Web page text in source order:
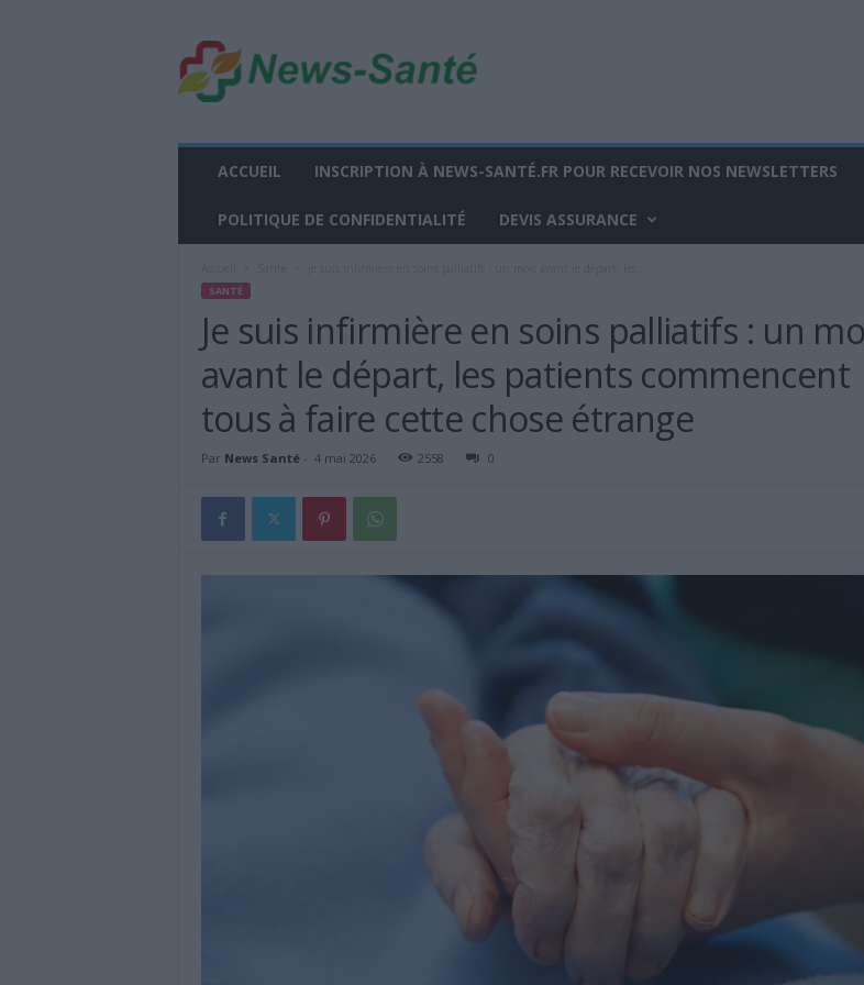
w
s
ACCUEIL INSCRIPTION À NEWS-SANTÉ.FR POUR RECEVOIR NOS NEWSLETTERS
POLITIQUE DE CONFIDENTIALITÉ DEVIS ASSURANCE
SANTÉ
Je suis infirmière en soins palliatifs : un
avant le départ, les patients commencent
tous à faire cette chose étrange
Par News Santé- 4 mai 2026 2558 0